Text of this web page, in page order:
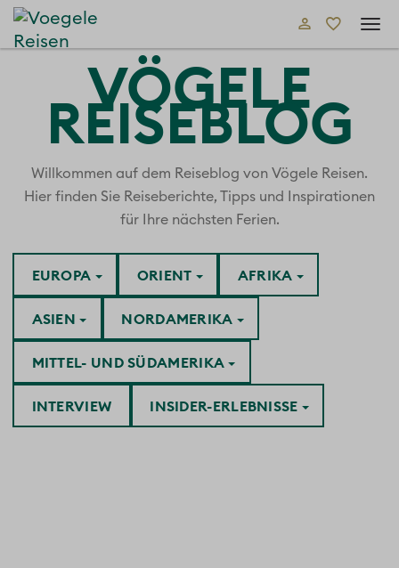
VÖGELE
REISEBLOG
Willkommen auf dem Reiseblog von Vögele Reisen.
Hier finden Sie Reiseberichte, Tipps und Inspirationen
für Ihre nächsten Ferien.
AFRIKA
ASIEN
EUROPA
INSIDER-ERLEBNISSE
INTERVIEW
MITTEL- UND SÜDAMERIKA
NORDAMERIKA
ORIENT